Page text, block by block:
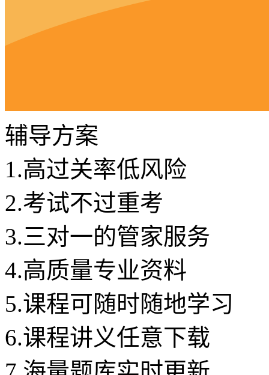
辅导方案
1.高过关率低风险
2.考试不过重考
3.三对一的管家服务
4.高质量专业资料
5.课程可随时随地学习
6.课程讲义任意下载